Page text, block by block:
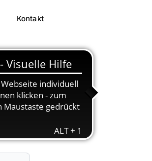
Kontakt